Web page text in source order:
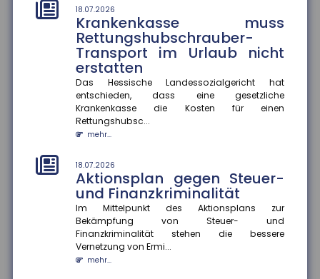
18.07.2026
Krankenkasse muss
Rettungshubschrauber-
Transport im Urlaub nicht
erstatten
Das Hessische Landessozialgericht hat
entschieden, dass eine gesetzliche
Krankenkasse die Kosten für einen
Rettungshubsc...
mehr...
18.07.2026
Aktionsplan gegen Steuer-
und Finanzkriminalität
Im Mittelpunkt des Aktionsplans zur
Bekämpfung von Steuer- und
Finanzkriminalität stehen die bessere
Vernetzung von Ermi...
mehr...
Kommunikationskampagnen zum Hitzeschut...
mehr...
14.07.2026
Wer haftet bei grob
verkehrswidriger E-Scooter-
Nutzung?
Das Amtsgericht München hat entschieden, dass bei
grob verkehrswidriger Nutzung eines E-Scooters der
Fahrer im Falle ein...
14.07.2026
Stärkere Fluggastrechte
Der Rat der Europäischen Union hat neue
Rechtsvorschriften beschlossen, die Fluggastrechte
vereinfachen, präzisieren und...
mehr...